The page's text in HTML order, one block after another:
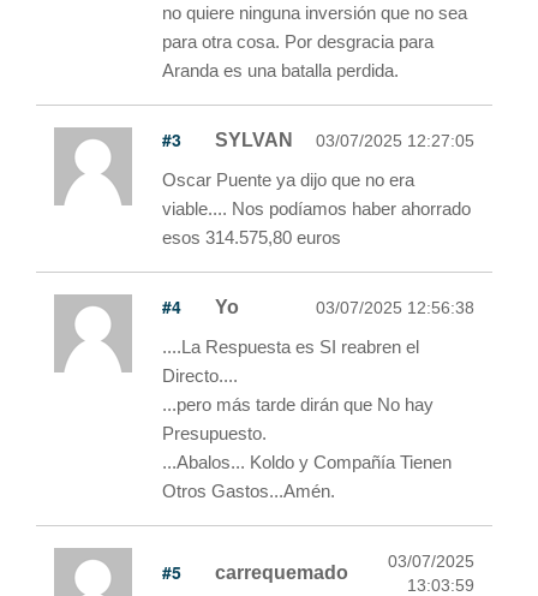
no quiere ninguna inversión que no sea
para otra cosa. Por desgracia para
Aranda es una batalla perdida.
#3 SYLVAN 03/07/2025 12:27:05
Oscar Puente ya dijo que no era
viable.... Nos podíamos haber ahorrado
esos 314.575,80 euros
#4 Yo 03/07/2025 12:56:38
....La Respuesta es SI reabren el
Directo....
...pero más tarde dirán que No hay
Presupuesto.
...Abalos... Koldo y Compañía Tienen
Otros Gastos...Amén.
#5 carrequemado
03/07/2025
13:03:59